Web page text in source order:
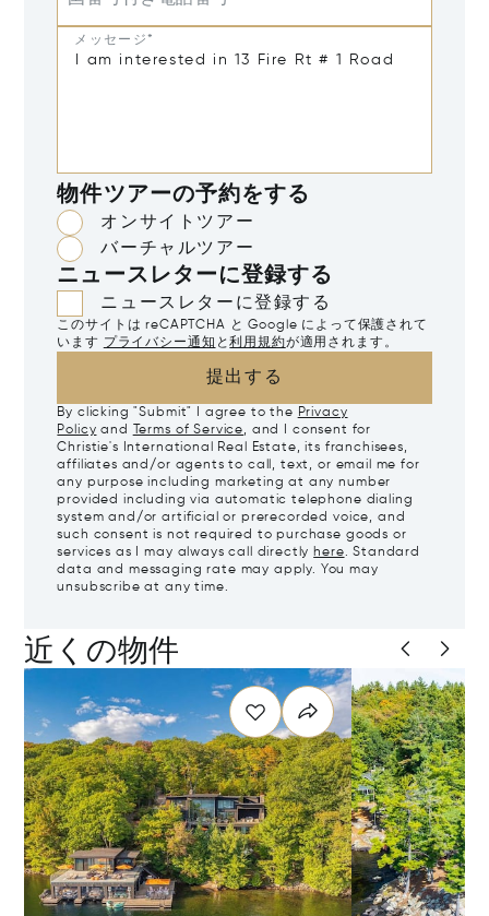
メッセージ*
物件ツアーの予約をする
オンサイトツアー
バーチャルツアー
ニュースレターに登録する
ニュースレターに登録する
このサイトは reCAPTCHA と Google によって保護されて
います プライバシー通知 と利用規約が適用されます。
提出する
By clicking "Submit" I agree to the Privacy
Policy and Terms of Service, and I consent for
Christie's International Real Estate, its franchisees,
affiliates and/or agents to call, text, or email me for
any purpose including marketing at any number
provided including via automatic telephone dialing
system and/or artificial or prerecorded voice, and
such consent is not required to purchase goods or
services as I may always call directlyhere. Standard
data and messaging rate may apply. You may
unsubscribe at any time.
近くの物件